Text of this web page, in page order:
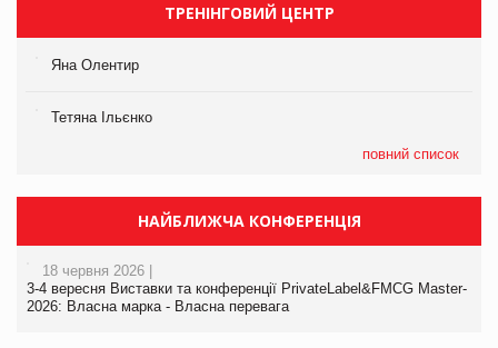
ТРЕНІНГОВИЙ ЦЕНТР
Яна Олентир
Тетяна Ільєнко
повний список
НАЙБЛИЖЧА КОНФЕРЕНЦІЯ
18 червня 2026 |
3-4 вересня Виставки та конференції PrivateLabel&FMCG Master-
2026: Власна марка - Власна перевага